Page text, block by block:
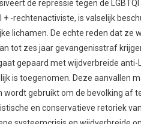
de repressie tegen de
-rechtenactiviste, is valselijk
lichamen. De echte reden dat ze
tot zes jaar gevangenisstraf
gepaard met wijdverbreide anti-
is toegenomen. Deze aanvallen
gebruikt om de bevolking af
en conservatieve retoriek